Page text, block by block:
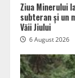
Ziua Minerului
subteran și un
Văii Jiului
6 August 2026